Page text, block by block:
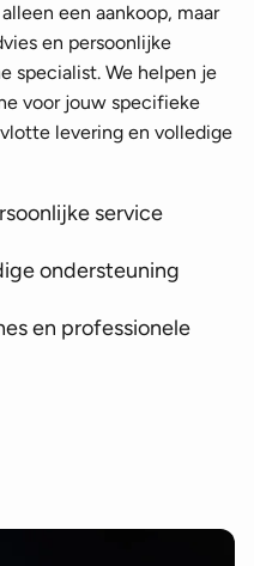
een aankoop, maar
en persoonlijke
specialist. We helpen je
voor jouw specifieke
levering en volledige
service
ondersteuning
en professionele